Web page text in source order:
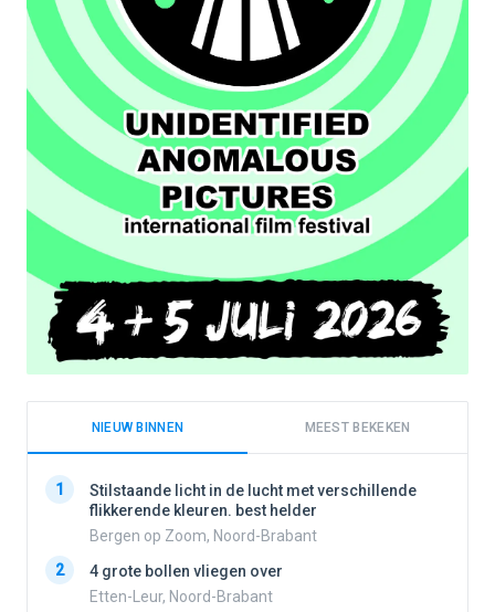
NIEUW BINNEN MEEST BEKEKEN
1
Stilstaande licht in de lucht met verschillende
flikkerende kleuren. best helder
Bergen op Zoom, Noord-Brabant
2
4 grote bollen vliegen over
Etten-Leur, Noord-Brabant